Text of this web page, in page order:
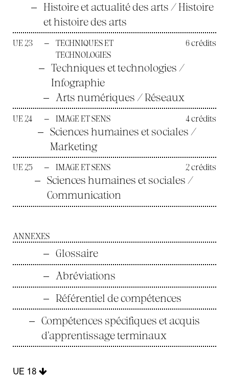
— Histoire et actualité des arts / Histoire
et histoire des arts
UE 23 —
TECHNIQUES ET
TECHNOLOGIES
6 crédits
— Techniques et technologies /
Infographie
—
Arts numériques / Réseaux
UE 24 — IMAGE ET SENS 4 crédits
— Sciences humaines et sociales /
Marketing
UE 25 — IMAGE ET SENS 2 crédits
— Sciences humaines et sociales /
Communication
ANNEXES
— Glossaire
—
Abréviations
— Référentiel de compétences
— Compétences spécifiques et acquis
d’apprentissage terminaux
UE 18